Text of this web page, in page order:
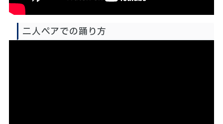
再生時間：約1分
二人ペアでの踊り方